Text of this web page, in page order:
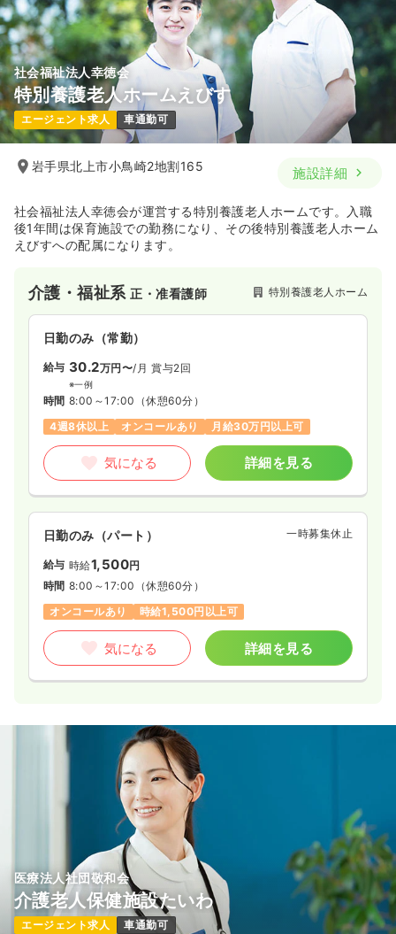
社会福祉法人幸徳会
特別養護老人ホームえびす
エージェント求人 車通勤可
岩手県北上市小鳥崎2地割165 施設詳細
社会福祉法人幸徳会が運営する特別養護老人ホームです。入職
後1年間は保育施設での勤務になり、その後特別養護老人ホーム
えびすへの配属になります。
介護・福祉系正・准看護師 特別養護老人ホーム
日勤のみ（常勤）
給与 30.2万円〜/月 賞与2回
※一例
時間 8:00～17:00 （休憩60分）
4週8休以上
オンコールあり 月給30万円以上可
気になる 詳細を見る
日勤のみ（パート） 一時募集休止
給与 時給1,500円
時間 8:00～17:00 （休憩60分）
オンコールあり
時給1,500円以上可
気になる 詳細を見る
医療法人社団敬和会
介護老人保健施設たいわ
エージェント求人 車通勤可